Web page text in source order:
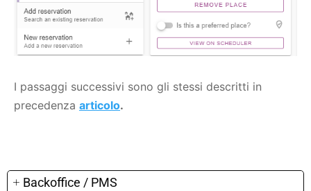
Backoffice / PMS
I passaggi successivi sono gli stessi descritti in
precedenza articolo.